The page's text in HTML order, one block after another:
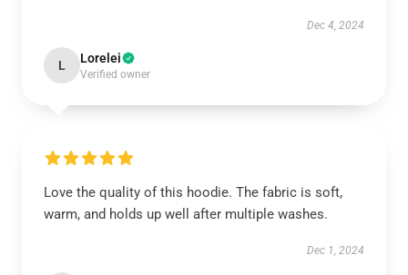
Dec 4, 2024
L Lorelei
Verified owner
Love the quality of this hoodie. The fabric is soft,
warm, and holds up well after multiple washes.
Dec 1, 2024